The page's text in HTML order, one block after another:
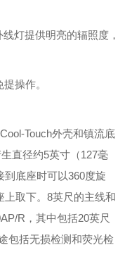
灯提供明亮的辐照度，
操作。
Touch外壳和镇流底
直径约5英寸（127毫
底座时可以360度旋
取下。8英尺的主线和
R，其中包括20英尺
包括无损检测和荧光检